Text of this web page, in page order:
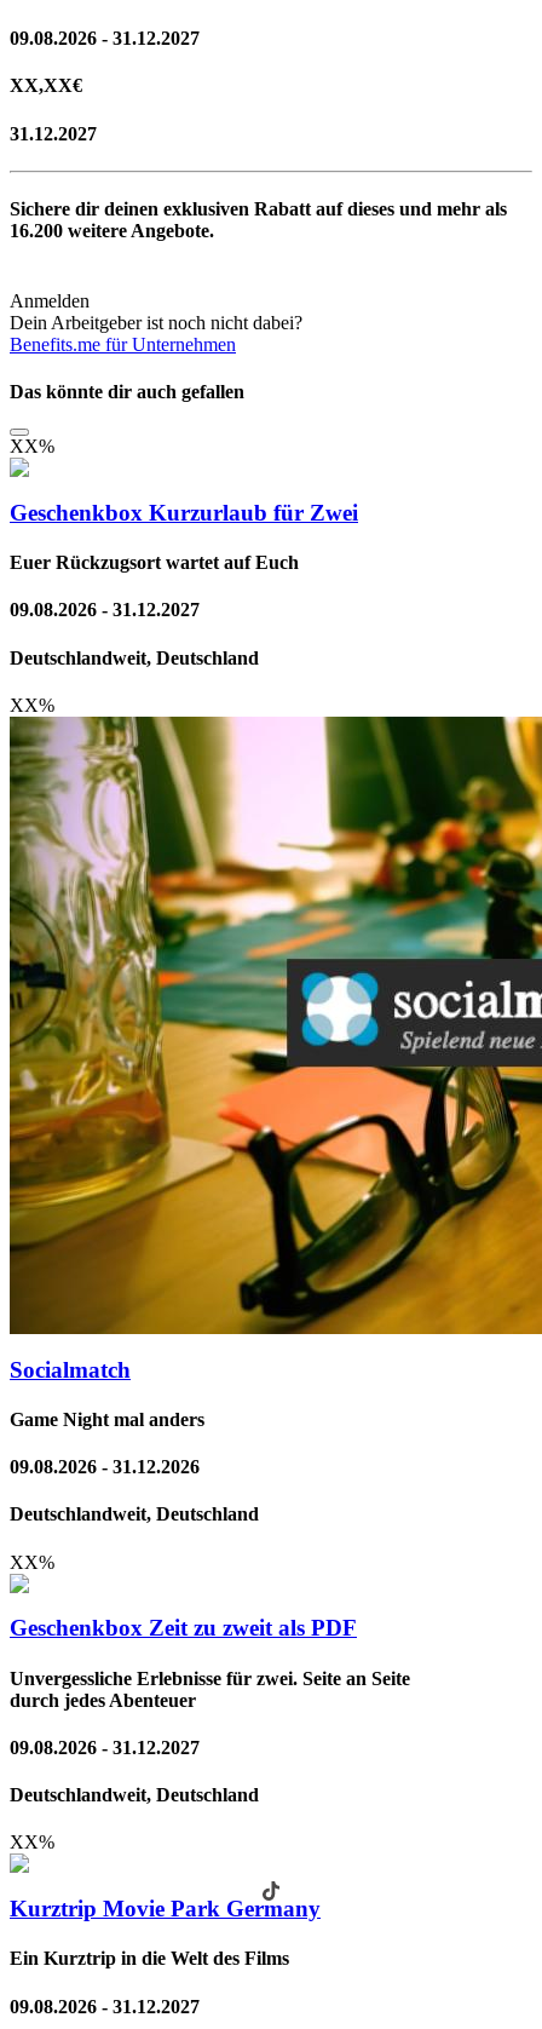
09.08.2026 - 31.12.2027
XX,XX€
31.12.2027
Sichere dir deinen exklusiven Rabatt auf dieses und mehr als
16.200 weitere Angebote.
Anmelden
Dein Arbeitgeber ist noch nicht dabei?
Benefits.me für Unternehmen
Das könnte dir auch gefallen
XX%
Geschenkbox Kurzurlaub für Zwei
Euer Rückzugsort wartet auf Euch
09.08.2026 - 31.12.2027
Deutschlandweit, Deutschland
XX%
Socialmatch
Game Night mal anders
09.08.2026 - 31.12.2026
Deutschlandweit, Deutschland
XX%
Geschenkbox Zeit zu zweit als PDF
Unvergessliche Erlebnisse für zwei. Seite an Seite
durch jedes Abenteuer
09.08.2026 - 31.12.2027
Deutschlandweit, Deutschland
XX%
Kurztrip Movie Park Germany
Ein Kurztrip in die Welt des Films
09.08.2026 - 31.12.2027